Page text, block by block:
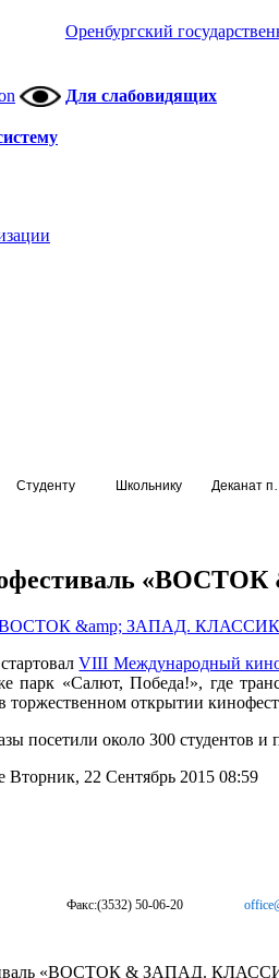
Оренбургский
Для слабовидящих
Студенту Школьнику
VIII Международный
парк «Салют, Победа!», где
торжественном открытии
посетили около 300 студентов
Вторник, 22 Сентябрь 2015 08:59
Факс:(3532) 50-06-20
«ВОСТОК & ЗАПАД.